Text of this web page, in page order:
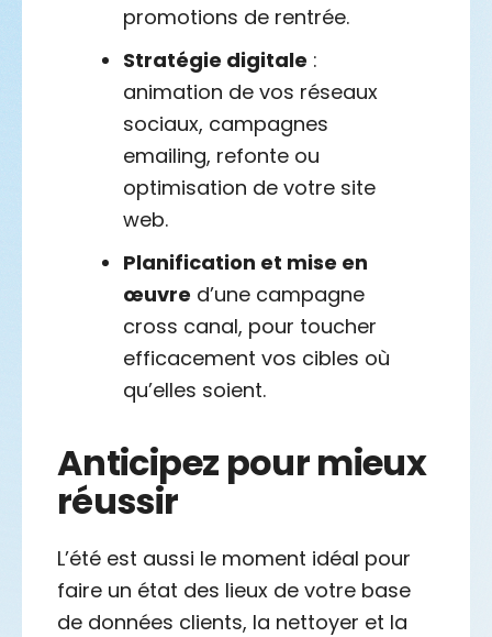
promotions de rentrée.
Stratégie digitale :
animation de vos réseaux
sociaux, campagnes
emailing, refonte ou
optimisation de votre site
web.
Planification et mise en
œuvre d’une campagne
cross canal, pour toucher
efficacement vos cibles où
qu’elles soient.
Anticipez pour mieux
réussir
L’été est aussi le moment idéal pour
faire un état des lieux de votre base
de données clients, la nettoyer et la